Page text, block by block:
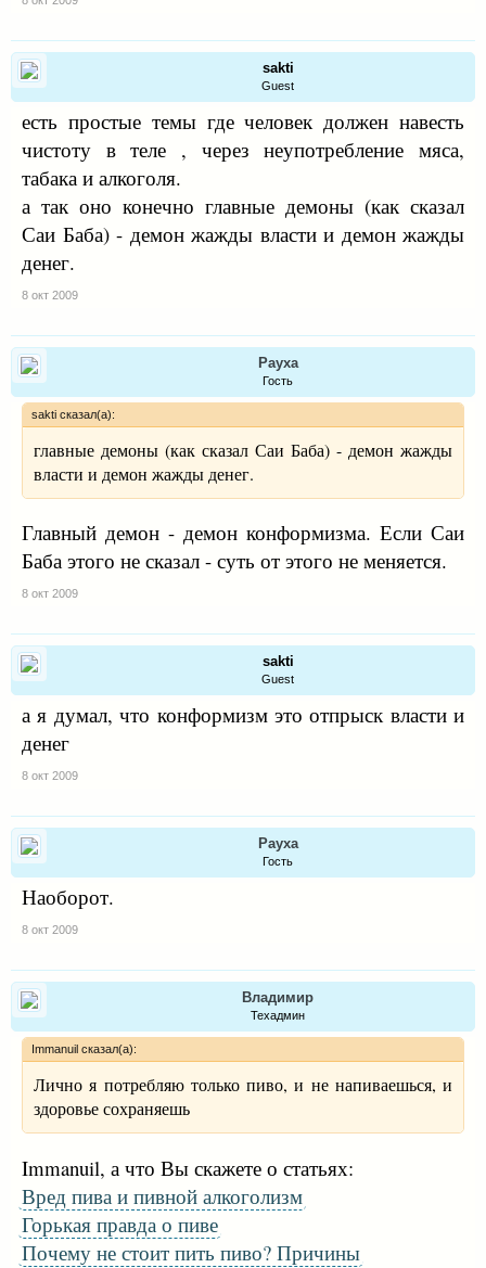
sakti
Guest
есть простые темы где человек должен навесть
чистоту в теле , через неупотребление мяса,
табака и алкоголя.
а так оно конечно главные демоны (как сказал
Саи Баба) - демон жажды власти и демон жажды
денег.
8 окт 2009
Рауха
Гость
sakti сказал(а):
главные демоны (как сказал Саи Баба) - демон жажды
власти и демон жажды денег.
Главный демон - демон конформизма. Если Саи
Баба этого не сказал - суть от этого не меняется.
8 окт 2009
sakti
Guest
а я думал, что конформизм это отпрыск власти и
денег
8 окт 2009
Рауха
Гость
Наоборот.
8 окт 2009
Владимир
Техадмин
Immanuil сказал(а):
Лично я потребляю только пиво, и не напиваешься, и
здоровье сохраняешь
Immanuil, а что Вы скажете о статьях:
Вред пива и пивной алкоголизм
Горькая правда о пиве
Почему не стоит пить пиво? Причины